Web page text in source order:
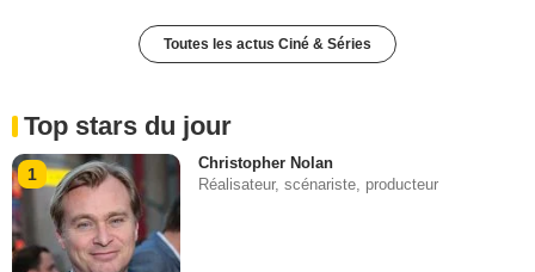
Toutes les actus Ciné & Séries
Top stars du jour
1
Christopher Nolan
Réalisateur, scénariste, producteur